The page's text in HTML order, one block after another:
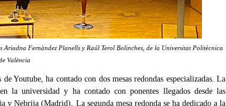
Fernàndez Planells y Raúl Terol Bolinches, de la Universitat Politècnica
València
Youtube, ha contado con dos mesas redondas especializadas. La
la universidad y ha contado con ponentes llegados desde las
y Nebrija (Madrid). La segunda mesa redonda se ha dedicado a la